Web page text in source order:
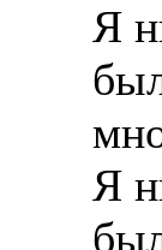
Я
Я